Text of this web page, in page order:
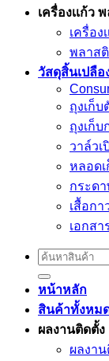
เครื่องเเก้ว
เครื่อง
พลาส
วัสดุสิ้นเปลือ
ถุงเก็บ
ถุงเก็บ
วาล์วเ
หลอดเ
กระด
เสื้อกา
เอกส
Search
for:
หน้าหลัก
สินค้าทั้งหม
ผลงานติดตั้ง
ผลงาน